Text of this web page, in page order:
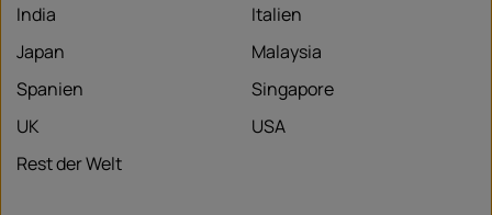
India
Italien
Japan
Malaysia
Spanien
Singapore
UK
USA
Rest der Welt